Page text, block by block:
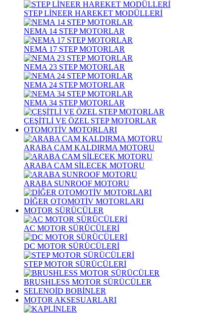
STEP LİNEER HAREKET MODÜLLERİ
NEMA 14 STEP MOTORLAR
NEMA 17 STEP MOTORLAR
NEMA 23 STEP MOTORLAR
NEMA 24 STEP MOTORLAR
NEMA 34 STEP MOTORLAR
ÇEŞİTLİ VE ÖZEL STEP MOTORLAR
OTOMOTİV MOTORLARI
ARABA CAM KALDIRMA MOTORU
ARABA CAM SİLECEK MOTORU
ARABA SUNROOF MOTORU
DİĞER OTOMOTİV MOTORLARI
MOTOR SÜRÜCÜLER
AC MOTOR SÜRÜCÜLERİ
DC MOTOR SÜRÜCÜLERİ
STEP MOTOR SÜRÜCÜLERİ
BRUSHLESS MOTOR SÜRÜCÜLER
SELENOİD BOBİNLER
MOTOR AKSESUARLARI